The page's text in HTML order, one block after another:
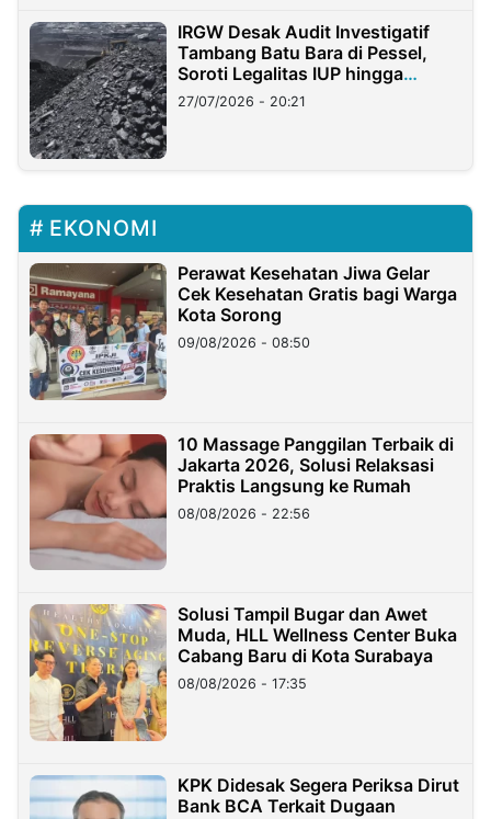
IRGW Desak Audit Investigatif
Tambang Batu Bara di Pessel,
Soroti Legalitas IUP hingga
Stockpile
27/07/2026 - 20:21
EKONOMI
Perawat Kesehatan Jiwa Gelar
Cek Kesehatan Gratis bagi Warga
Kota Sorong
09/08/2026 - 08:50
10 Massage Panggilan Terbaik di
Jakarta 2026, Solusi Relaksasi
Praktis Langsung ke Rumah
08/08/2026 - 22:56
Solusi Tampil Bugar dan Awet
Muda, HLL Wellness Center Buka
Cabang Baru di Kota Surabaya
08/08/2026 - 17:35
KPK Didesak Segera Periksa Dirut
Bank BCA Terkait Dugaan